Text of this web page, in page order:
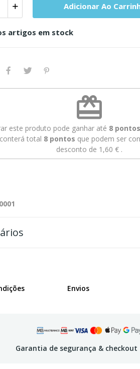
Adicionar Ao
artigos em stock
redeem
este produto pode ganhar até 8
total 8pontos que podem ser
desconto de 1,60 € .
Envios
Garantia de segurança & checkout